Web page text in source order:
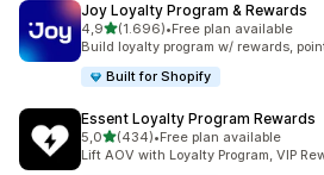
Joy Loyalty Program & Rewards
4,95 yıldız üzerinden
(1.696)
toplam 1696 değerlendirme
•Free plan available
Build loyalty program w/ rewards,
Built for Shopify
Essent Loyalty Program Rewards
5,05 yıldız üzerinden
(434)
toplam 434 değerlendirme
•Free plan available
Lift AOV with Loyalty Program, VIP